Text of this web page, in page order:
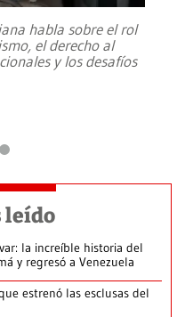
habla sobre el rol
el derecho al
y los desafíos
leído
la increíble historia del
y regresó a Venezuela
estrenó las esclusas del